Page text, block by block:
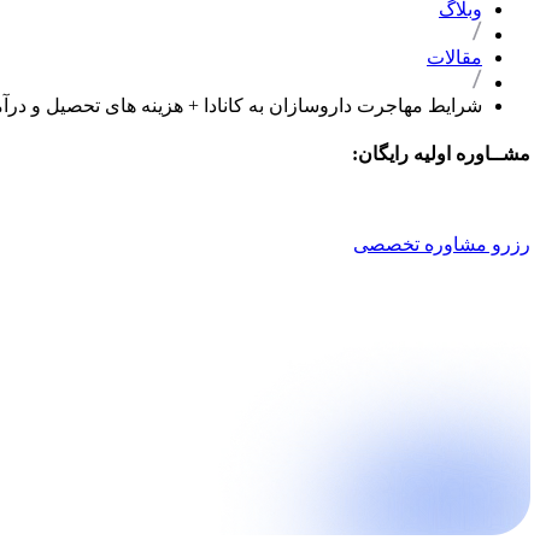
وبلاگ
مقالات
شرایط مهاجرت داروسازان به کانادا + هزینه های تحصیل و
مشــاوره اولیه رایگان:
رزرو مشاوره تخصصی